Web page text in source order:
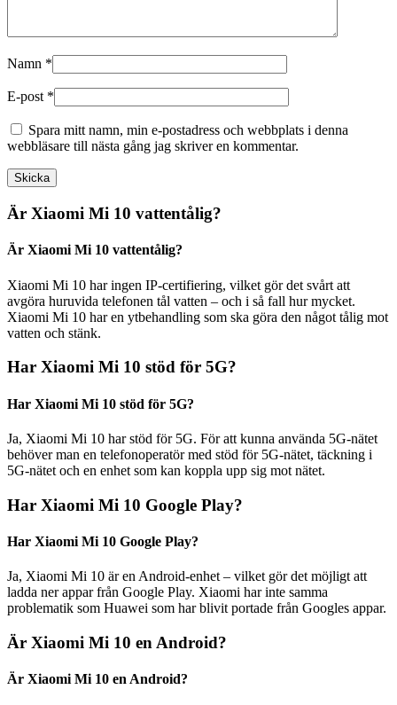
Namn *
E-post *
Spara mitt namn, min e-postadress och webbplats i denna
webbläsare till nästa gång jag skriver en kommentar.
Är Xiaomi Mi 10 vattentålig?
Är Xiaomi Mi 10 vattentålig?
Xiaomi Mi 10 har ingen IP-certifiering, vilket gör det svårt att
avgöra huruvida telefonen tål vatten – och i så fall hur mycket.
Xiaomi Mi 10 har en ytbehandling som ska göra den något tålig mot
vatten och stänk.
Har Xiaomi Mi 10 stöd för 5G?
Har Xiaomi Mi 10 stöd för 5G?
Ja, Xiaomi Mi 10 har stöd för 5G. För att kunna använda 5G-nätet
behöver man en telefonoperatör med stöd för 5G-nätet, täckning i
5G-nätet och en enhet som kan koppla upp sig mot nätet.
Har Xiaomi Mi 10 Google Play?
Har Xiaomi Mi 10 Google Play?
Ja, Xiaomi Mi 10 är en Android-enhet – vilket gör det möjligt att
ladda ner appar från Google Play. Xiaomi har inte samma
problematik som Huawei som har blivit portade från Googles appar.
Är Xiaomi Mi 10 en Android?
Är Xiaomi Mi 10 en Android?